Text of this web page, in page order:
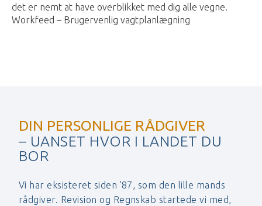
det er nemt at have overblikket med dig alle vegne.
Workfeed – Brugervenlig vagtplanlægning
DIN PERSONLIGE RÅDGIVER
– UANSET HVOR I LANDET DU
BOR
Vi har eksisteret siden ’87, som den lille mands
rådgiver. Revision og Regnskab startede vi med,